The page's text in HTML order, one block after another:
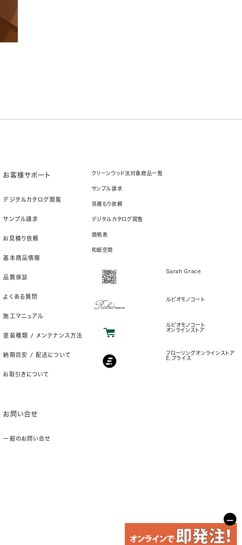
お客様サポート
デジタルカタログ閲覧
サンプル請求
お見積り依頼
基本商品情報
品質保証
よくある質問
施工マニュアル
塗装種類 / メンテナンス方法
納期目安 / 配送について
お取引きについて
お問い合せ
一般のお問い合せ
クリーンウッド法対象商品一覧
サンプル請求
見積もり依頼
デジタルカタログ閲覧
価格表
和紙空間
Sarah Grace
ルビオモノコート
ルビオモノコート
オンラインストア
フローリングオンラインストア
E.プライス
−